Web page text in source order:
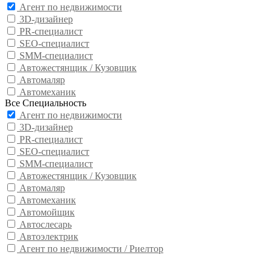
Агент по недвижимости
3D-дизайнер
PR-специалист
SEO-специалист
SMM-специалист
Автожестянщик / Кузовщик
Автомаляр
Автомеханик
Все Специальность
Агент по недвижимости
3D-дизайнер
PR-специалист
SEO-специалист
SMM-специалист
Автожестянщик / Кузовщик
Автомаляр
Автомеханик
Автомойщик
Автослесарь
Автоэлектрик
Агент по недвижимости / Риелтор